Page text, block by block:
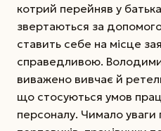
котрий перейняв у
звертаються за
ставить себе на місце
справедливою.
виважено вивчає й
що стосуються умов
персоналу. Чимало